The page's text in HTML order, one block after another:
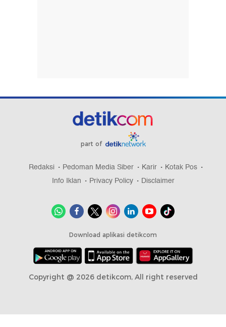
part of
Redaksi Pedoman Media Siber Karir
Kotak Pos
Info Iklan
Privacy Policy Disclaimer
Download aplikasi detikcom
Copyright @ 2026 detikcom, All right reserved